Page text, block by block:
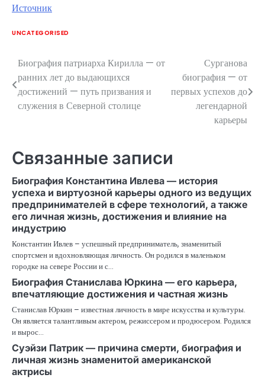
Источник
UNCATEGORISED
Навигация
по
записям
Биография патриарха Кирилла — от
ранних лет до выдающихся
достижений — путь призвания и
служения в Северной столице
Сурганова
биография — от
первых успехов до
легендарной
карьеры
Связанные записи
Биография Константина Ивлева — история
успеха и виртуозной карьеры одного из ведущих
предпринимателей в сфере технологий, а также
его личная жизнь, достижения и влияние на
индустрию
Константин Ивлев – успешный предприниматель, знаменитый
спортсмен и вдохновляющая личность. Он родился в маленьком
городке на севере России и с…
Биография Станислава Юркина — его карьера,
впечатляющие достижения и частная жизнь
Станислав Юркин – известная личность в мире искусства и культуры.
Он является талантливым актером, режиссером и продюсером. Родился
и вырос…
Суэйзи Патрик — причина смерти, биография и
личная жизнь знаменитой американской
актрисы